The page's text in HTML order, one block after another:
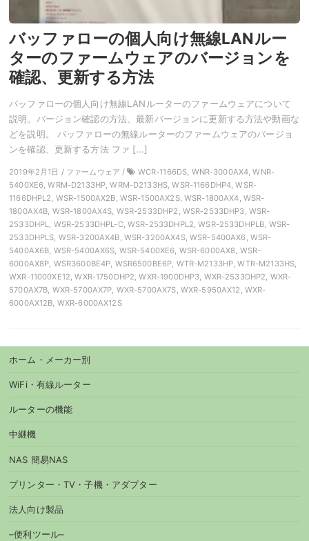
バッファローの個人向け無線LANルー
ターのファームウェアのバージョンを
確認、更新する方法
バッファローの個人向け無線LANルーターのファームウェアについて
説明。バージョン確認の方法、最新バージョンに更新する方法や動画な
どを説明。 バッファローの無線ルーターのファームウェアのバージョ
ンを確認、更新する方法 ファ […]
2019年2月1日 / ファームウェア /
WCR-1166DS, WNR-3000AX4, WNR-
5400XE6, WRM-D2133HP, WRM-D2133HS, WSR-1166DHP4, WSR-
1166DHPL2, WSR-1500AX2B, WSR-1500AX2S, WSR-1800AX4, WSR-
1800AX4B, WSR-1800AX4S, WSR-2533DHP2, WSR-2533DHP3, WSR-
2533DHPL, WSR-2533DHPL-C, WSR-2533DHPL2, WSR-2533DHPLB, WSR-
2533DHPLS, WSR-3200AX4B, WSR-3200AX4S, WSR-5400AX6, WSR-
5400AX6B, WSR-5400AX6S, WSR-5400XE6, WSR-6000AX8, WSR-
6000AX8P, WSR3600BE4P, WSR6500BE6P, WTR-M2133HP, WTR-M2133HS,
WXR-11000XE12, WXR-1750DHP2, WXR-1900DHP3, WXR-2533DHP2, WXR-
5700AX7B, WXR-5700AX7P, WXR-5700AX7S, WXR-5950AX12, WXR-
6000AX12B, WXR-6000AX12S
ホーム・メーカー別
WiFi・有線ルーター
ルーターの機能
中継機
NAS 簡易NAS
プリンター・TV・子機・アダプター
法人向け製品
–便利ツール–